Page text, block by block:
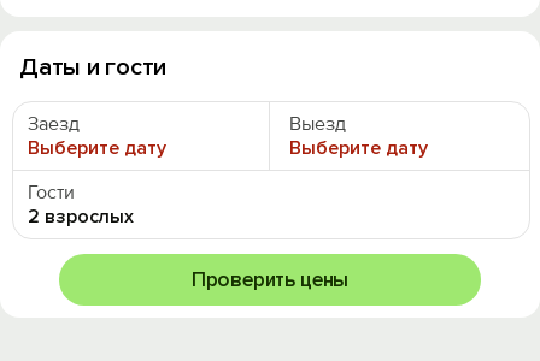
- тропический душ
- уютная спальная комната с 2-спальной кроватью.
Есть 2 раскладных 2-спальных дивана
- 2 санузла
- стиральная машина, фен
Даты и гости
Заезд
Выберите дату
Выезд
Выберите дату
Гости
2 взрослых
Проверить цены